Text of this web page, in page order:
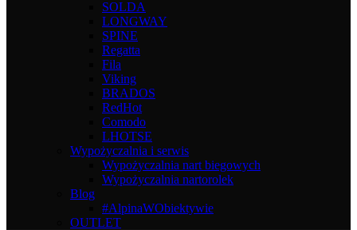
SOLDA
LONGWAY
SPINE
Regatta
Fila
Viking
BRADOS
RedHot
Comodo
LHOTSE
Wypożyczalnia i serwis
Wypożyczalnia nart biegowych
Wypożyczalnia nartorolek
Blog
#AlpinaWObiektywie
OUTLET